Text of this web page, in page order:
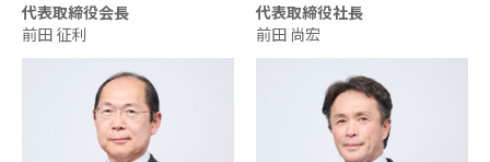
代表取締役会長
前田 征利
代表取締役社長
前田 尚宏